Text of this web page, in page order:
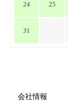
24 25
31
会社情報